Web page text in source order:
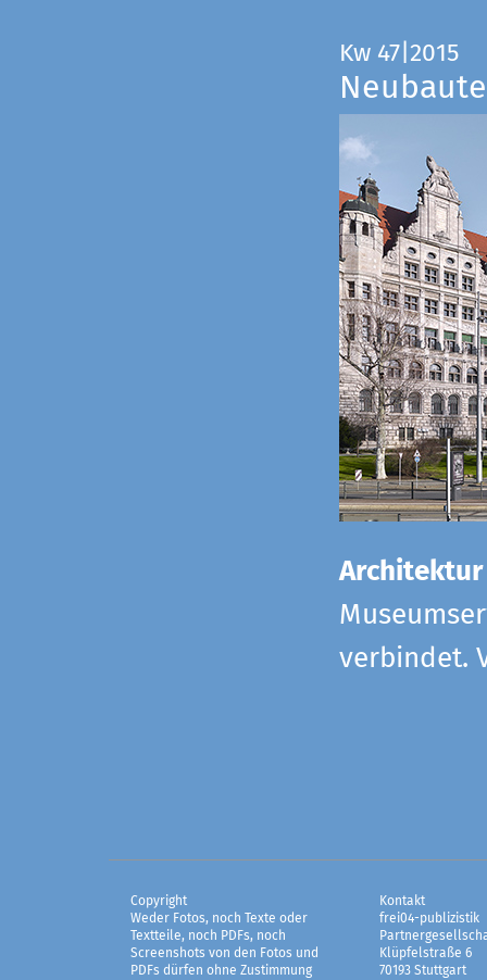
Kw 47|2015
verbindet.
Copyright
Weder Fotos, noch Texte oder
Textteile, noch PDFs, noch
Screenshots von den Fotos und
PDFs dürfen ohne Zustimmung
Kontakt
frei04-publizistik
Klüpfelstraße 6
70193 Stuttgart